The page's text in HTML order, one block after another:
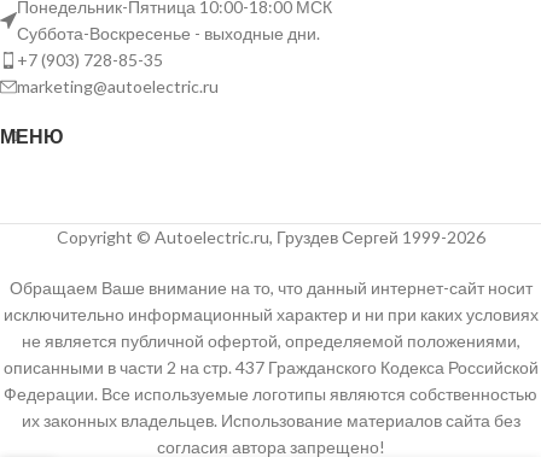
Понедельник-Пятница 10:00-18:00 МСК
Суббота-Воскресенье - выходные дни.
+7 (903) 728-85-35
marketing@autoelectric.ru
МЕНЮ
Copyright © Autoelectric.ru, Груздев Сергей 1999-2026
Обращаем Ваше внимание на то, что данный интернет-сайт носит
исключительно информационный характер и ни при каких условиях
не является публичной офертой, определяемой положениями,
описанными в части 2 на стр. 437 Гражданского Кодекса Российской
Федерации. Все используемые логотипы являются собственностью
их законных владельцев. Использование материалов сайта без
согласия автора запрещено!